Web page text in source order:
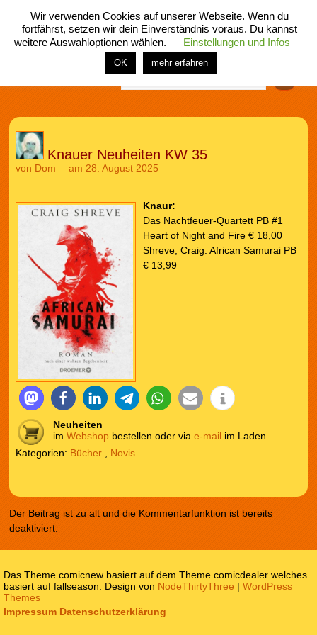
menü
home rubrik buch comic spiel fotos shop
Knauer Neuheiten KW 35
von Dom am 28. August 2025
Knaur:
Das Nachtfeuer-Quartett PB #1
Heart of Night and Fire € 18,00
Shreve, Craig: African Samurai PB
€ 13,99
Neuheiten
im Webshop bestellen oder via e-mail im Laden
Kategorien: Bücher, Novis
Der Beitrag ist zu alt und die Kommentarfunktion ist bereits
deaktiviert.
Impressum Datenschutzerklärung
Das Theme comicnew basiert auf dem Theme comicdealer welches
basiert auf fallseason. Design von NodeThirtyThree |WordPress
Themes
Wir verwenden Cookies auf unserer Webseite. Wenn du
fortfährst, setzen wir dein Einverständnis voraus. Du kannst
weitere Auswahloptionen wählen.
Einstellungen und Infos
OK mehr erfahren